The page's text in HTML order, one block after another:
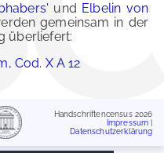
und Elbelin von
gemeinsam in der
überliefert:
Cod. X A 12
Handschriftencensus 2026
Impressum
Datenschutzerklärung